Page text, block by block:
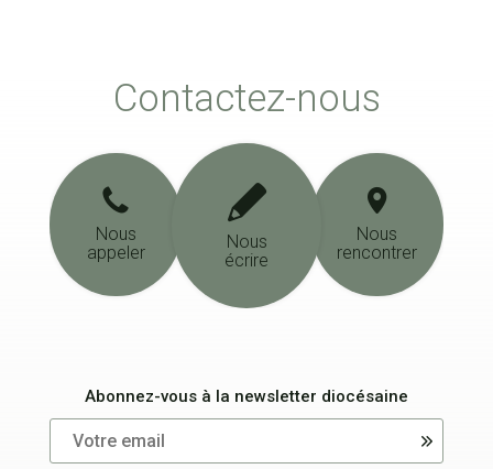
Contactez-nous
Nous
appeler
Nous
écrire
Nous
rencontrer
Abonnez-vous à la newsletter diocésaine